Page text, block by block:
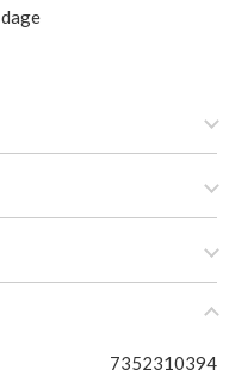
7352310394